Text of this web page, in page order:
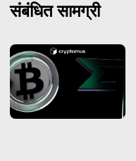
संबंधित सामग्री